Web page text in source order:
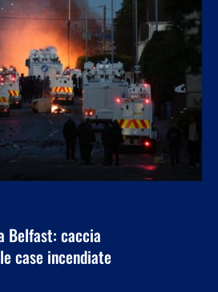
Belfast: caccia
case incendiate